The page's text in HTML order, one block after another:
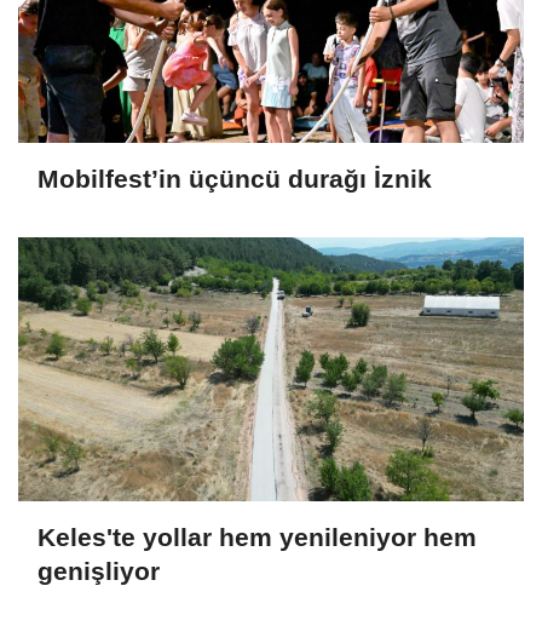
Mobilfest’in üçüncü durağı İznik
Keles'te yollar hem yenileniyor hem
genişliyor